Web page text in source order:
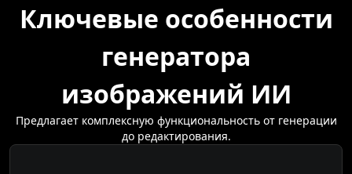
Ключевые особенности
генератора
изображений ИИ
Предлагает комплексную функциональность от генерации
до редактирования.